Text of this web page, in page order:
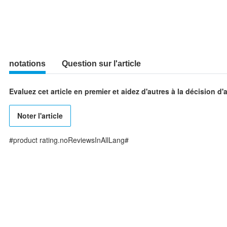
notations Question sur l'article
Evaluez cet article en premier et aidez d'autres à la décision
Noter l'article
#product rating.noReviewsInAllLang#